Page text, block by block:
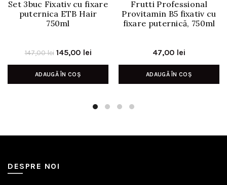
Set 3buc Fixativ cu fixare
puternica ETB Hair
750ml
147,00lei Prețul
inițial
a
145,00 leiPrețul
curent
ADAUGĂ ÎN COȘ
Frutti Professional
Provitamin B5 fixativ cu
fixare puternică, 750ml
47,00 lei
ADAUGĂ ÎN COȘ
DESPRE NOI